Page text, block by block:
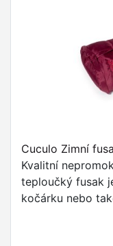
Cuculo Zimní
Kvalitní
teploučký fusak
kočárku nebo